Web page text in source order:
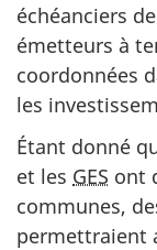
échéanciers
émetteurs à
coordonnées
les
Étant donné
et les GES ont
communes,
permettraient